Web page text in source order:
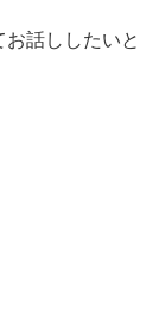
話ししたいと